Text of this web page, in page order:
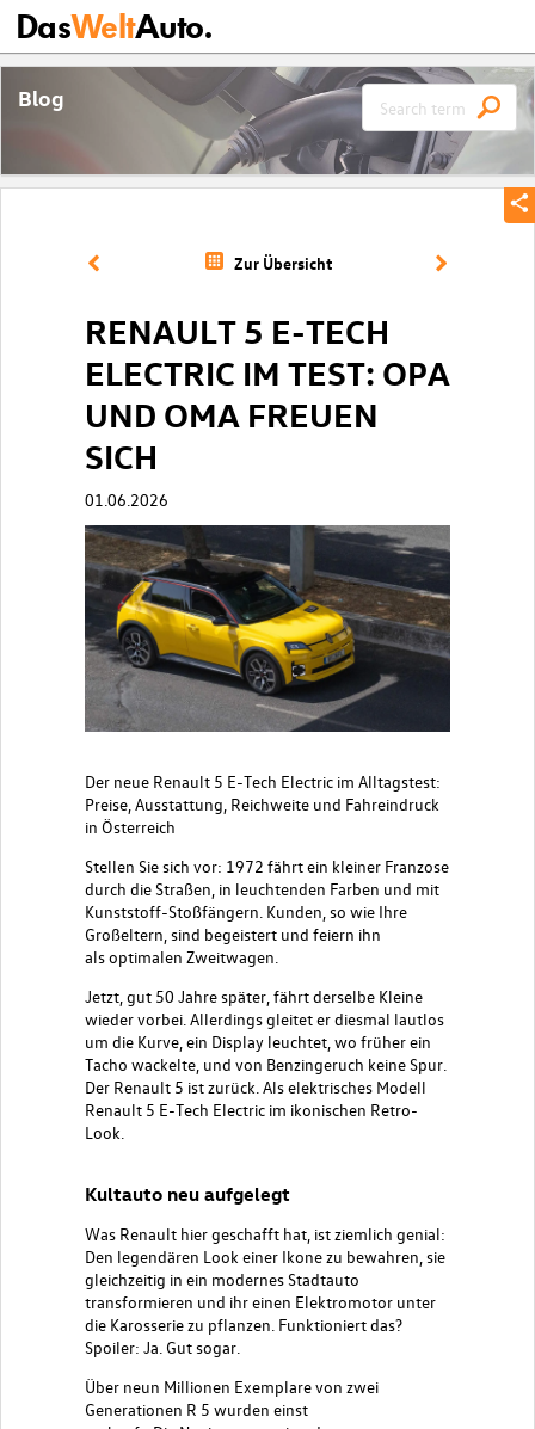
DasWeltAuto.
Blog
Zur Übersicht
RENAULT 5 E-TECH
ELECTRIC IM TEST: OPA
UND OMA FREUEN
SICH
01.06.2026
Der neue Renault 5 E-Tech Electric im Alltagstest:
Preise, Ausstattung, Reichweite und Fahreindruck
in Österreich
Stellen Sie sich vor: 1972 fährt ein kleiner Franzose
durch die Straßen, in leuchtenden Farben und mit
Kunststoff-Stoßfängern. Kunden, so wie Ihre
Großeltern, sind begeistert und feiern ihn
alsoptimalen Zweitwagen
Jetzt, gut 50 Jahre später, fährt derselbe Kleine
wieder vorbei. Allerdings gleitet er diesmal lautlos
um die Kurve, ein Display leuchtet, wo früher ein
Tacho wackelte, und von Benzingeruch keine Spur.
Der Renault 5 ist zurück. Als elektrisches Modell
Renault 5 E-Tech Electric im ikonischen Retro-
Look.
Kultauto neu aufgelegt
Was Renault hier geschafft hat, ist ziemlich genial:
Den legendären Look einer Ikone zu bewahren, sie
gleichzeitig in ein modernes Stadtauto
transformieren und ihr einen Elektromotor unter
die Karosserie zu pflanzen. Funktioniert das?
Spoiler: Ja. Gut sogar.
Über neun Millionen Exemplare von zwei
Generationen R 5 wurden einst